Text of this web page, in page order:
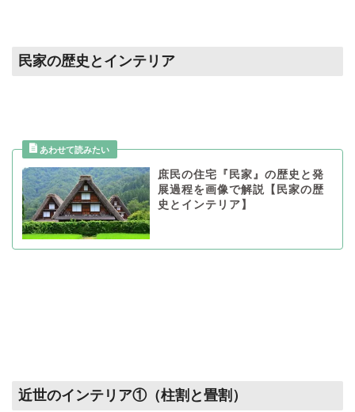
民家の歴史とインテリア
庶民の住宅『民家』の歴史と発
展過程を画像で解説【民家の歴
史とインテリア】
近世のインテリア①（柱割と畳割）